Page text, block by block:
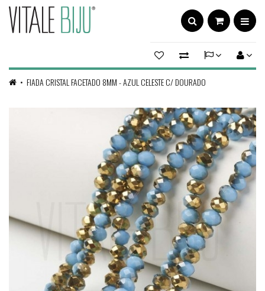
FIADA CRISTAL FACETADO 8MM - AZUL CELESTE C/ DOURADO